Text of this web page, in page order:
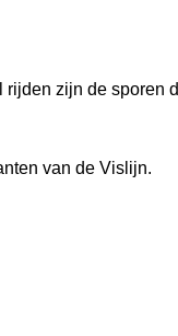
zijn de sporen
van de Vislijn.